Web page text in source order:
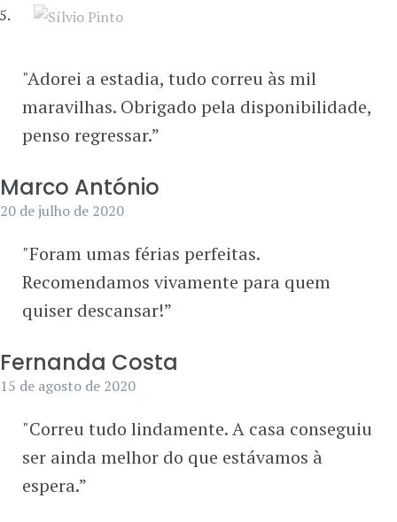
"Adorei a estadia, tudo correu às mil
maravilhas. Obrigado pela disponibilidade,
penso regressar.”
Marco António
20 de julho de 2020
"Foram umas férias perfeitas.
Recomendamos vivamente para quem
quiser descansar!”
Fernanda Costa
15 de agosto de 2020
"Correu tudo lindamente. A casa conseguiu
ser ainda melhor do que estávamos à
espera.”